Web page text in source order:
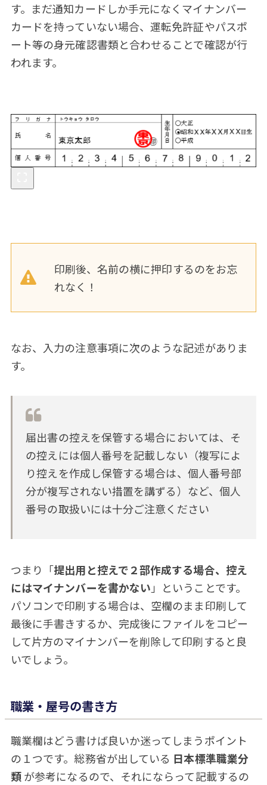
す。まだ通知カードしか手元になくマイナンバー
カードを持っていない場合、運転免許証やパスポ
ート等の身元確認書類と合わせることで確認が行
われます。
印刷後、名前の横に押印するのをお忘
れなく！
なお、入力の注意事項に次のような記述がありま
す。
届出書の控えを保管する場合においては、そ
の控えには個人番号を記載しない（複写によ
り控えを作成し保管する場合は、個人番号部
分が複写されない措置を講ずる）など、個人
番号の取扱いには十分ご注意ください
つまり「提出用と控えで２部作成する場合、控え
にはマイナンバーを書かない 」ということです。
パソコンで印刷する場合は、空欄のまま印刷して
最後に手書きするか、完成後にファイルをコピー
して片方のマイナンバーを削除して印刷すると良
いでしょう。
職業・屋号の書き方
職業欄はどう書けば良いか迷ってしまうポイント
の１つです。総務省が出している 日本標準職業分
類が参考になるので、それにならって記載するの